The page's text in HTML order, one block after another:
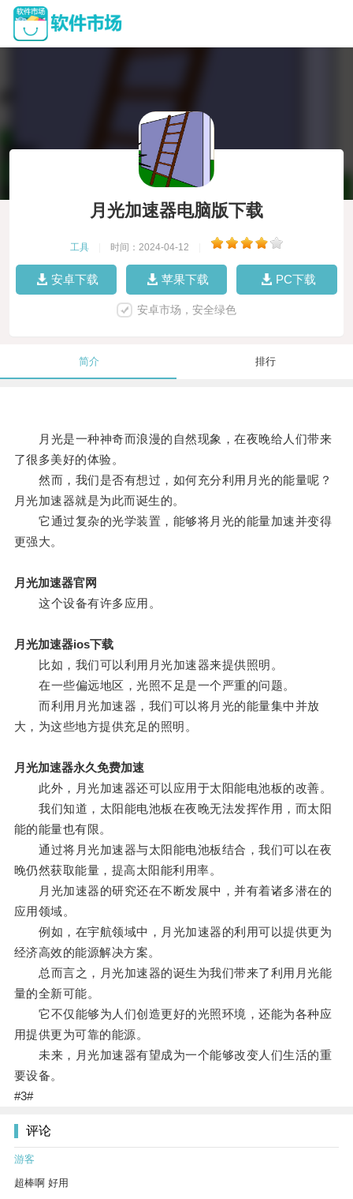
月光加速器电脑版下载
工具 时间：2024-04-12
安卓下载 苹果下载 PC下载
安卓市场，安全绿色
简介 排行
月光是一种神奇而浪漫的自然现象，在夜晚给人们带来
了很多美好的体验。
然而，我们是否有想过，如何充分利用月光的能量呢？
月光加速器就是为此而诞生的。
它通过复杂的光学装置，能够将月光的能量加速并变得
更强大。
月光加速器官网
这个设备有许多应用。
月光加速器ios下载
比如，我们可以利用月光加速器来提供照明。
在一些偏远地区，光照不足是一个严重的问题。
而利用月光加速器，我们可以将月光的能量集中并放
大，为这些地方提供充足的照明。
月光加速器永久免费加速
此外，月光加速器还可以应用于太阳能电池板的改善。
我们知道，太阳能电池板在夜晚无法发挥作用，而太阳
能的能量也有限。
通过将月光加速器与太阳能电池板结合，我们可以在夜
晚仍然获取能量，提高太阳能利用率。
月光加速器的研究还在不断发展中，并有着诸多潜在的
应用领域。
例如，在宇航领域中，月光加速器的利用可以提供更为
经济高效的能源解决方案。
总而言之，月光加速器的诞生为我们带来了利用月光能
量的全新可能。
它不仅能够为人们创造更好的光照环境，还能为各种应
用提供更为可靠的能源。
未来，月光加速器有望成为一个能够改变人们生活的重
要设备。
#3#
评论
游客
超棒啊 好用